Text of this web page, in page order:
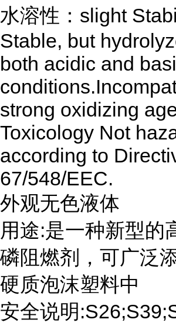
水溶性：slight
Stable, but
both acidic and
strong oxidizing
Toxicology Not
according to
67/548/EEC.
外观无色液体
用途:是一种新型的
磷阻燃剂，可广泛
硬质泡沫塑料中
安全说明